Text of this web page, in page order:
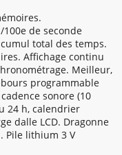
de seconde
total des temps.
Affichage continu
Meilleur,
programmable
sonore (10
24 h, calendrier
dalle LCD. Dragonne
Pile lithium 3 V